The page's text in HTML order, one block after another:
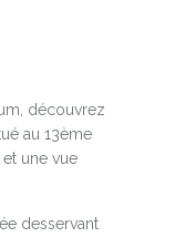
découvrez
au 13ème
une vue
desservant